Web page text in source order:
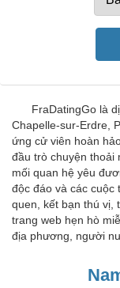
FraDatingGo là
Chapelle-sur-Erdre,
ứng cử viên hoàn
đầu trò chuyện thoải
mối quan hệ yêu
độc đáo và các cuộc
quen, kết bạn thú vị,
trang web hẹn hò
địa phương, người